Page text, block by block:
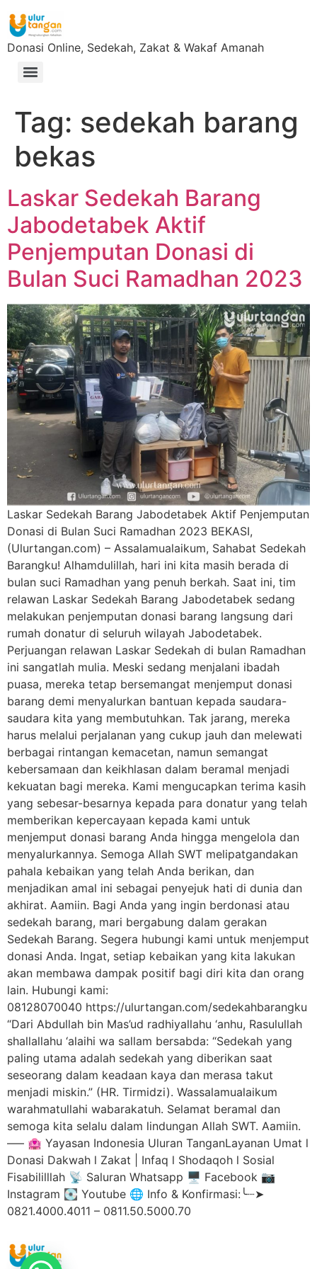
Donasi Online, Sedekah, Zakat & Wakaf Amanah
Tag: sedekah barang
bekas
Laskar Sedekah Barang
Jabodetabek Aktif
Penjemputan Donasi di
Bulan Suci Ramadhan 2023
Laskar Sedekah Barang Jabodetabek Aktif Penjemputan
Donasi di Bulan Suci Ramadhan 2023 BEKASI,
(Ulurtangan.com) – Assalamualaikum, Sahabat Sedekah
Barangku! Alhamdulillah, hari ini kita masih berada di
bulan suci Ramadhan yang penuh berkah. Saat ini, tim
relawan Laskar Sedekah Barang Jabodetabek sedang
melakukan penjemputan donasi barang langsung dari
rumah donatur di seluruh wilayah Jabodetabek.
Perjuangan relawan Laskar Sedekah di bulan Ramadhan
ini sangatlah mulia. Meski sedang menjalani ibadah
puasa, mereka tetap bersemangat menjemput donasi
barang demi menyalurkan bantuan kepada saudara-
saudara kita yang membutuhkan. Tak jarang, mereka
harus melalui perjalanan yang cukup jauh dan melewati
berbagai rintangan kemacetan, namun semangat
kebersamaan dan keikhlasan dalam beramal menjadi
kekuatan bagi mereka. Kami mengucapkan terima kasih
yang sebesar-besarnya kepada para donatur yang telah
memberikan kepercayaan kepada kami untuk
menjemput donasi barang Anda hingga mengelola dan
menyalurkannya. Semoga Allah SWT melipatgandakan
pahala kebaikan yang telah Anda berikan, dan
menjadikan amal ini sebagai penyejuk hati di dunia dan
akhirat. Aamiin. Bagi Anda yang ingin berdonasi atau
sedekah barang, mari bergabung dalam gerakan
Sedekah Barang. Segera hubungi kami untuk menjemput
donasi Anda. Ingat, setiap kebaikan yang kita lakukan
akan membawa dampak positif bagi diri kita dan orang
lain. Hubungi kami:
08128070040 https://ulurtangan.com/sedekahbarangku
“Dari Abdullah bin Mas’ud radhiyallahu ‘anhu, Rasulullah
shallallahu ‘alaihi wa sallam bersabda: “Sedekah yang
paling utama adalah sedekah yang diberikan saat
seseorang dalam keadaan kaya dan merasa takut
menjadi miskin.” (HR. Tirmidzi). Wassalamualaikum
warahmatullahi wabarakatuh. Selamat beramal dan
semoga kita selalu dalam lindungan Allah SWT. Aamiin.
—– 🏩 Yayasan Indonesia Uluran TanganLayanan Umat l
Donasi Dakwah l Zakat | Infaq l Shodaqoh l Sosial
Fisabililllah 📡 Saluran Whatsapp 🖥️ Facebook 📷
Instagram 💽 Youtube 🌐 Info & Konfirmasi:╰┈➤
0821.4000.4011 – 0811.50.5000.70